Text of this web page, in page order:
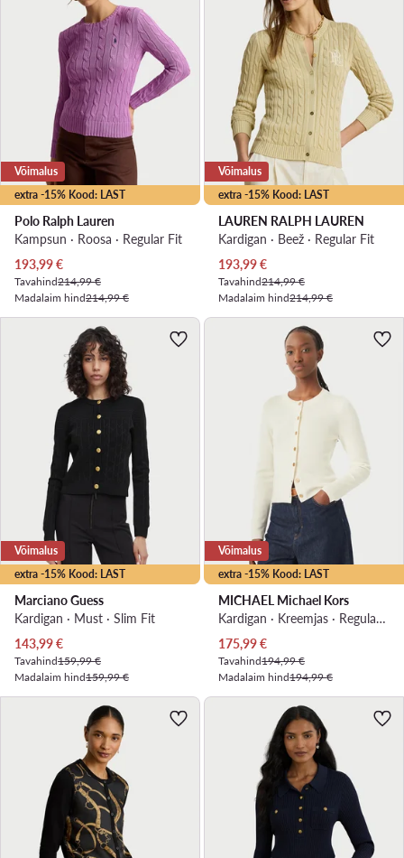
extra -15% Kood: LAST
Võimalus
Polo Ralph Lauren
Kampsun · Roosa · Regular Fit
Praegune hind
193,99€
Tavahind214,99 €
Madalaim hind214,99 €
extra -15% Kood: LAST
Võimalus
LAUREN RALPH LAUREN
Kardigan · Beež · Regular Fit
Praegune hind
193,99€
Tavahind214,99 €
Madalaim hind214,99 €
extra -15% Kood: LAST
Võimalus
Marciano Guess
Kardigan · Must · Slim Fit
Praegune hind
143,99€
Tavahind159,99 €
Madalaim hind159,99 €
extra -15% Kood: LAST
Võimalus
MICHAEL Michael Kors
Kardigan · Kreemjas · Regular Fit
Praegune hind
175,99€
Tavahind194,99 €
Madalaim hind194,99 €